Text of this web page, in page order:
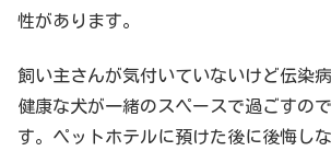
性があります。
飼い主さんが気付いていないけど伝染
健康な犬が一緒のスペースで過ごすの
す。ペットホテルに預けた後に後悔し